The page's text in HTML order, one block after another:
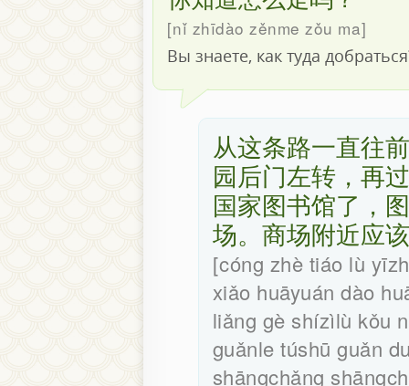
nǐ zhīdào zěnme zǒu ma
Вы знаете, как туда
从这条路一直往
园后门左转，再
国家图书馆了，
场。商场附近应
cóng zhè tiáo lù
xiǎo huāyuán dào
liǎng gè shízìlù kǒu
guǎnle túshū guǎn
shāngchǎng